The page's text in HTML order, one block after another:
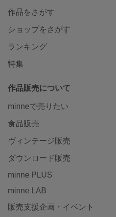
作品をさがす
ショップをさがす
ランキング
特集
作品販売について
minneで売りたい
食品販売
ヴィンテージ販売
ダウンロード販売
minne PLUS
minne LAB
販売支援企画・イベント